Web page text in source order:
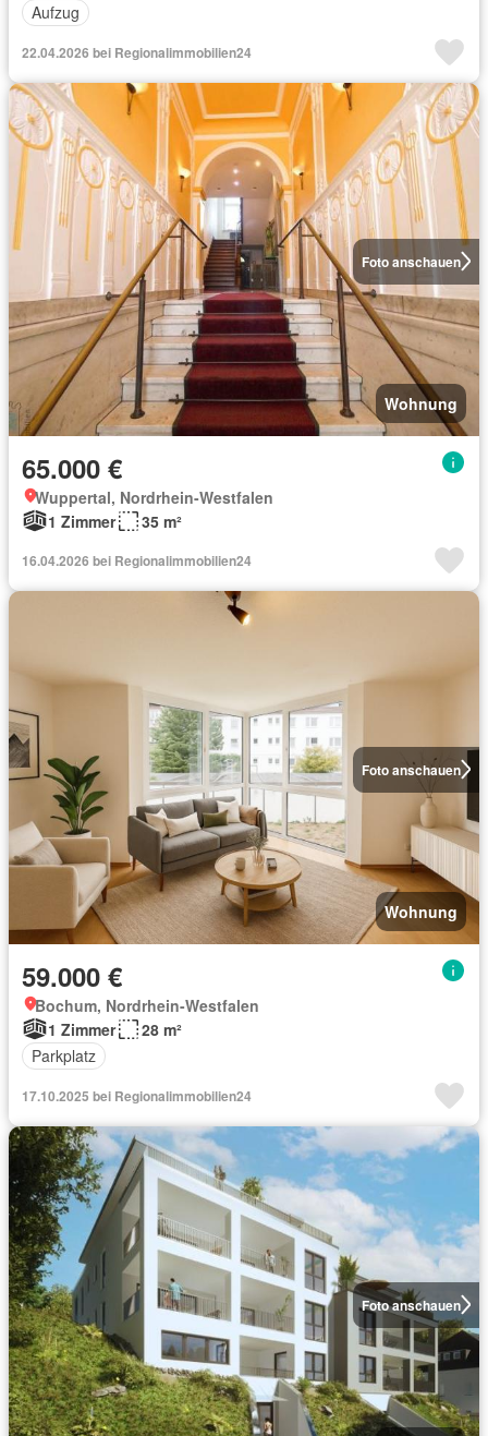
Aufzug
22.04.2026 bei Regionalimmobilien24
Foto anschauen
Wohnung
65.000 €
Wuppertal, Nordrhein-Westfalen
1 Zimmer
35 m²
16.04.2026 bei Regionalimmobilien24
Foto anschauen
Wohnung
59.000 €
Bochum, Nordrhein-Westfalen
1 Zimmer
28 m²
Parkplatz
17.10.2025 bei Regionalimmobilien24
Foto anschauen